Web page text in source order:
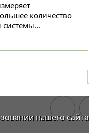
количество
системы...
нашего сайта